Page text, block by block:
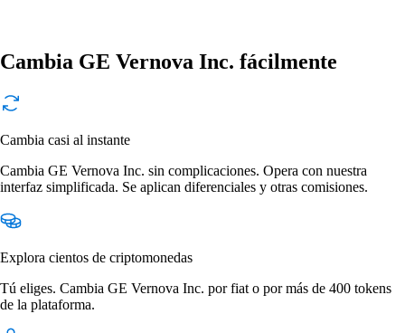
Cambia GE Vernova Inc. fácilmente
Cambia casi al instante
Cambia GE Vernova Inc. sin complicaciones. Opera con nuestra
interfaz simplificada. Se aplican diferenciales y otras comisiones.
Explora cientos de criptomonedas
Tú eliges. Cambia GE Vernova Inc. por fiat o por más de 400 tokens
de la plataforma.